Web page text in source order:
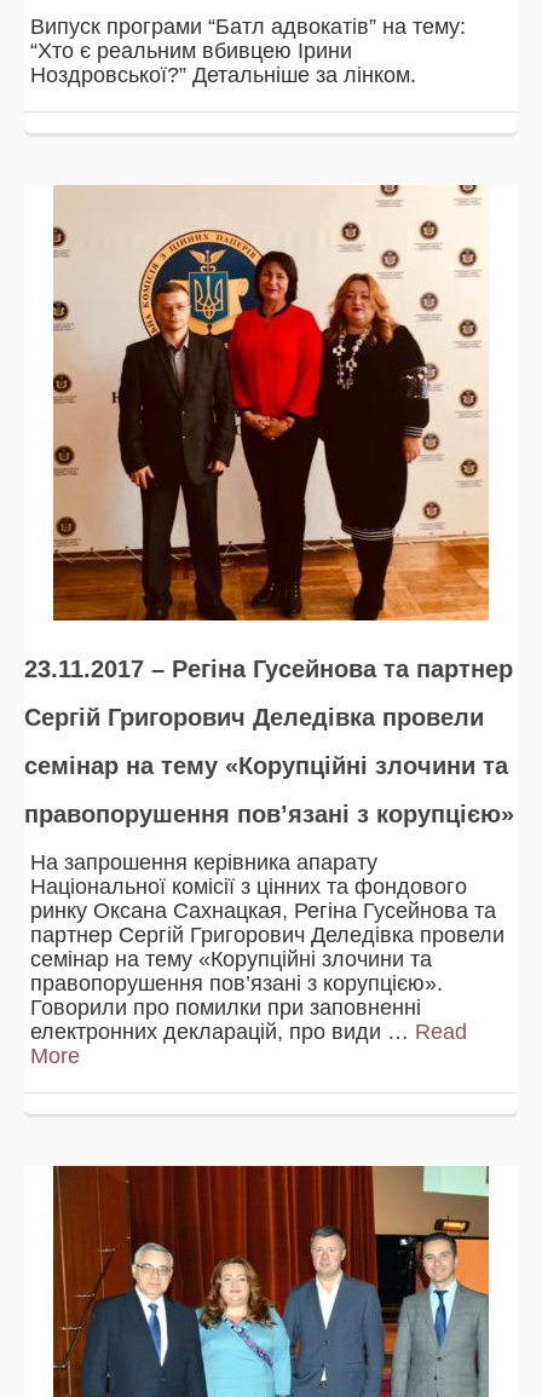
Випуск програми “Батл адвокатів” на тему:
“Хто є реальним вбивцею Ірини
Ноздровської?” Детальніше за лінком.
23.11.2017 – Регіна Гусейнова та партнер
Сергій Григорович Деледівка провели
семінар на тему «Корупційні злочини та
правопорушення пов’язані з корупцією»
На запрошення керівника апарату
Національної комісії з цінних та фондового
ринку Оксана Сахнацкая, Регіна Гусейнова та
партнер Сергій Григорович Деледівка провели
семінар на тему «Корупційні злочини та
правопорушення пов’язані з корупцією».
Говорили про помилки при заповненні
електронних декларацій, про види … Read
More